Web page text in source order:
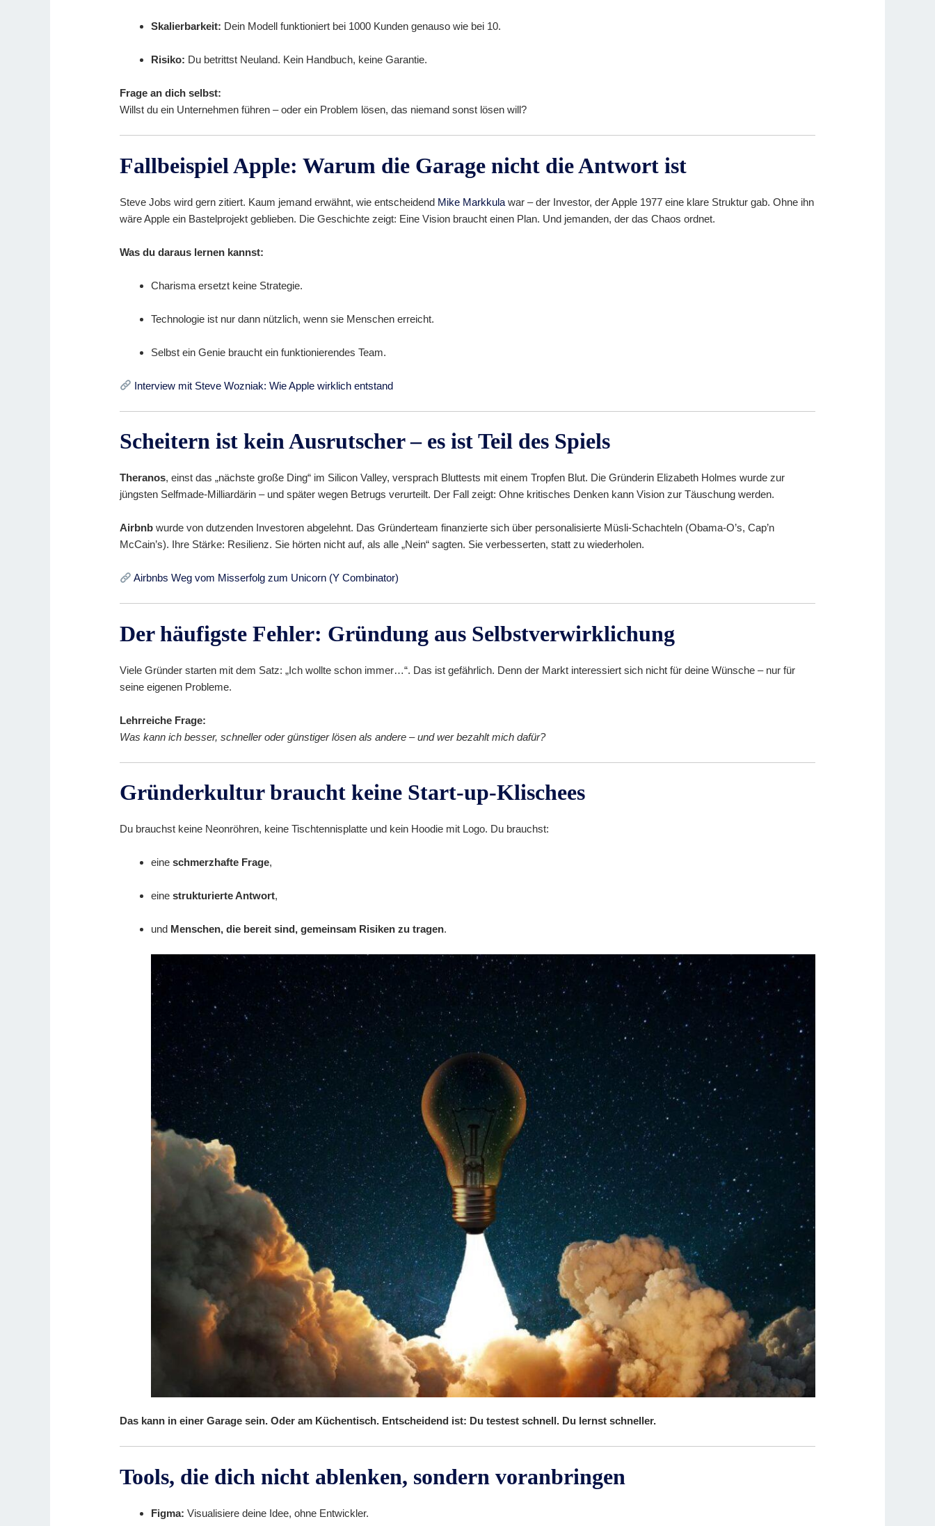
Skalierbarkeit: Dein Modell funktioniert bei 1000 Kunden genauso wie bei 10.
Risiko: Du betrittst Neuland. Kein Handbuch, keine Garantie.
Frage an dich selbst:
Willst du ein Unternehmen führen – oder ein Problem lösen, das niemand sonst lösen will?
Fallbeispiel Apple: Warum die Garage nicht die Antwort ist
Steve Jobs wird gern zitiert. Kaum jemand erwähnt, wie entscheidend Mike Markkula war – der Investor, der Apple 1977 eine klare Struktur gab. Ohne ihn
wäre Apple ein Bastelprojekt geblieben. Die Geschichte zeigt: Eine Vision braucht einen Plan. Und jemanden, der das Chaos ordnet.
Was du daraus lernen kannst:
Charisma ersetzt keine Strategie.
Technologie ist nur dann nützlich, wenn sie Menschen erreicht.
Selbst ein Genie braucht ein funktionierendes Team.
Interview mit Steve Wozniak: Wie Apple wirklich entstand
Scheitern ist kein Ausrutscher – es ist Teil des Spiels
Theranos, einst das „nächste große Ding“ im Silicon Valley, versprach Bluttests mit einem Tropfen Blut. Die Gründerin Elizabeth Holmes wurde zur
jüngsten Selfmade-Milliardärin – und später wegen Betrugs verurteilt. Der Fall zeigt: Ohne kritisches Denken kann Vision zur Täuschung werden.
Airbnb wurde von dutzenden Investoren abgelehnt. Das Gründerteam finanzierte sich über personalisierte Müsli-Schachteln (Obama-O’s, Cap’n
McCain’s). Ihre Stärke: Resilienz. Sie hörten nicht auf, als alle „Nein“ sagten. Sie verbesserten, statt zu wiederholen.
Airbnbs Weg vom Misserfolg zum Unicorn (Y Combinator)
Der häufigste Fehler: Gründung aus Selbstverwirklichung
Viele Gründer starten mit dem Satz: „Ich wollte schon immer…“. Das ist gefährlich. Denn der Markt interessiert sich nicht für deine Wünsche – nur für
seine eigenen Probleme.
Lehrreiche Frage:
Was kann ich besser, schneller oder günstiger lösen als andere – und wer bezahlt mich dafür?
Gründerkultur braucht keine Start-up-Klischees
Du brauchst keine Neonröhren, keine Tischtennisplatte und kein Hoodie mit Logo. Du brauchst:
eineschmerzhafte Frage,
einestrukturierte Antwort,
und Menschen, die bereit sind, gemeinsam Risiken zu tragen.
Das kann in einer Garage sein. Oder am Küchentisch. Entscheidend ist: Du testest schnell. Du lernst schneller.
Tools, die dich nicht ablenken, sondern voranbringen
Figma: Visualisiere deine Idee, ohne Entwickler.